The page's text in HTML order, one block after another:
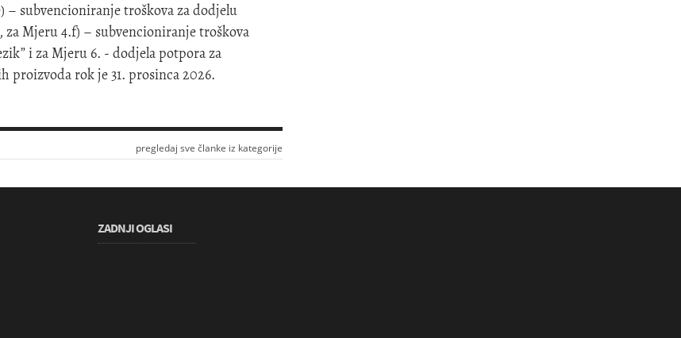
subvencioniranje troškova za dodjelu
Mjeru 4.f) – subvencioniranje troškova
i za Mjeru 6. - dodjela potpora za
rok je 31. prosinca 2026.
pregledaj sve članke iz kategorije
ZADNJI OGLASI